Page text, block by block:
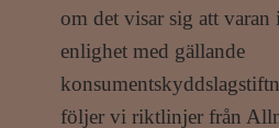
om det visar sig att
enlighet med gällande
följer vi riktlinjer från